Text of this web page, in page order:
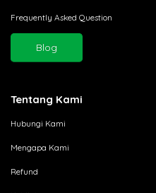
Frequently Asked Question
Blog
Tentang Kami
Hubungi Kami
Mengapa Kami
Refund